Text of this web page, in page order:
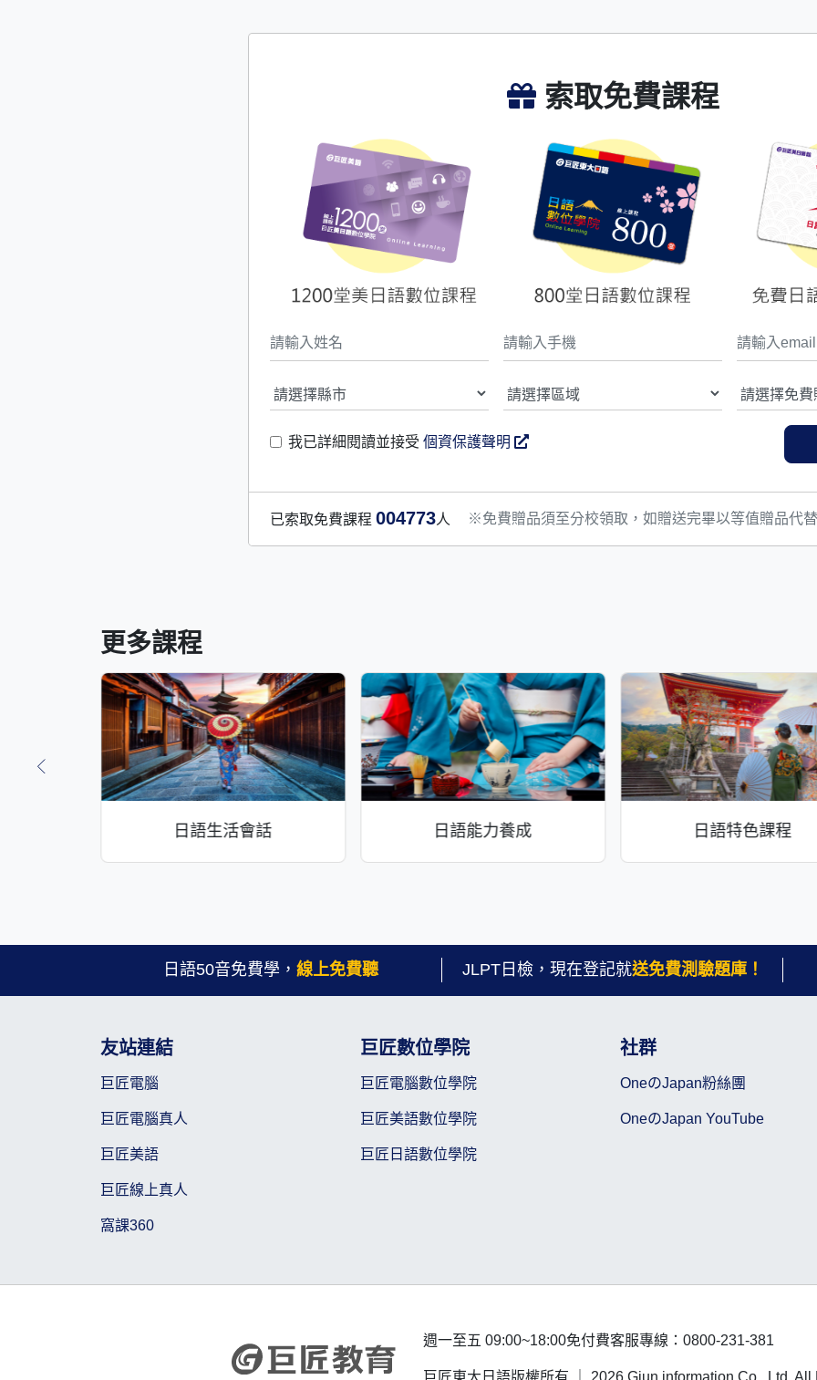
索取免費課程
我已詳細閱讀並接受 個資保護聲明
已索取免費課程 004773人 ※免費贈品須至分校領取，如贈送完畢以等值贈品代
更多課程
日語生活會話 日語能力養成 日語特色課程
日語50音免費學， 線上免費聽 JLPT日檢，現在登記就送免費測驗題庫！
友站連結
巨匠電腦
巨匠電腦真人
巨匠美語
巨匠線上真人
窩課360
巨匠數位學院
巨匠電腦數位學院
巨匠美語數位學院
巨匠日語數位學院
社群
OneのJapan粉絲團
OneのJapan YouTube
週一至五 09:00~18:00免付費客服專線：0800-231-381
巨匠東大日語版權所有 ｜ 2026 Gjun information Co., Ltd.